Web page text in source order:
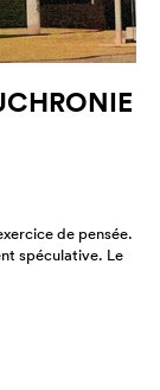
de pensée.
spéculative. Le